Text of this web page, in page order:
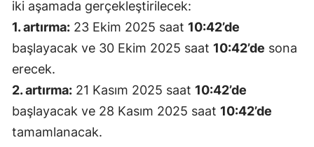
iki aşamada gerçekleştirilecek:
1. artırma: 23 Ekim 2025 saat 10:42’de
başlayacak ve 30 Ekim 2025 saat 10:42’de sona
erecek.
2. artırma: 21 Kasım 2025 saat 10:42’de
başlayacak ve 28 Kasım 2025 saat 10:42’de
tamamlanacak.